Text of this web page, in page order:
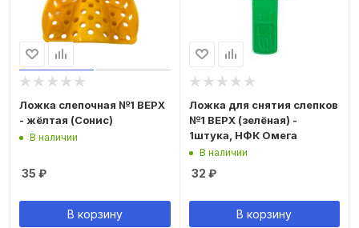
Ложка слепочная №1 ВЕРХ
- жёлтая (Сонис)
В наличии
35 ₽
В корзину
Ложка для снятия слепков
№1 ВЕРХ (зелёная) -
1штука, НФК Омега
В наличии
32 ₽
В корзину